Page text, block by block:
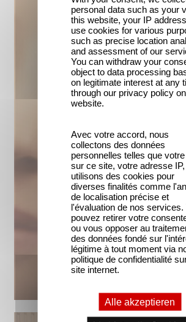
personal data such as your
this website, your IP
use cookies for various
such as precise location
and assessment of our
You can withdraw your
object to data processing
on legitimate interest at any
through our privacy policy
website.
Avec votre accord, nous
collectons des données
personnelles telles que
sur ce site, votre adresse
utilisons des cookies pour
diverses finalités comme
de localisation précise et
l'évaluation de nos services.
pouvez retirer votre
ou vous opposer au
des données fondé sur
légitime à tout moment via
politique de confidentialité
site internet.
Alle akzeptieren